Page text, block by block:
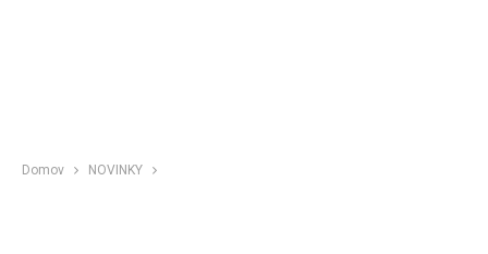
Domov NOVINKY